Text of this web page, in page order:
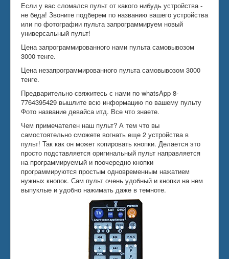
Если у вас сломался пульт от какого нибудь устройства -
не беда! Звоните подберем по названию вашего устройства
или по фотографии пульта запрограммируем новый
универсальный пульт!
Цена запрограммированного нами пульта самовывозом
3000 тенге.
Цена незапрограммированного пульта самовывозом 3000
тенге.
Предварительно свяжитесь с нами по whatsApp 8-
7764395429 вышлите всю информацию по вашему пульту
Фото название девайса итд. Все что знаете.
Чем примечателен наш пульт? А тем что вы
самостоятельно сможете вогнать еще 2 устройства в
пульт! Так как он может копировать кнопки. Делается это
просто подставляется оригинальный пульт направляется
на программируемый и поочередно кнопки
программируются простым одновременным нажатием
нужных кнопок. Сам пульт очень удобный и кнопки на нем
выпуклые и удобно нажимать даже в темноте.